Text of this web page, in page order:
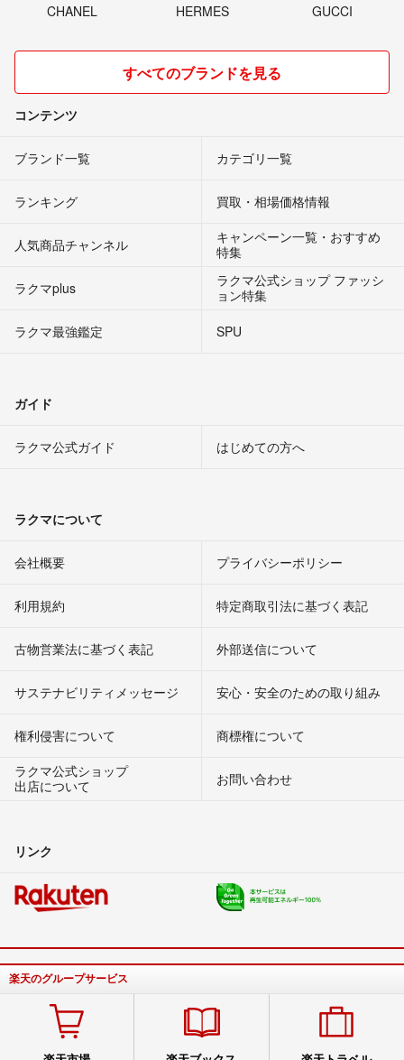
CHANEL HERMES GUCCI
すべてのブランドを見る
コンテンツ
ブランド一覧 カテゴリ一覧
ランキング 買取・相場価格情報
人気商品チャンネル
キャンペーン一覧・おすすめ
特集
ラクマplus
ラクマ公式ショップ ファッシ
ョン特集
ラクマ最強鑑定
SPU
ガイド
ラクマ公式ガイド はじめての方へ
ラクマについて
会社概要 プライバシーポリシー
利用規約 特定商取引法に基づく表記
古物営業法に基づく表記 外部送信について
サステナビリティメッセージ 安心・安全のための取り組み
権利侵害について
商標権について
ラクマ公式ショップ
出店について
お問い合わせ
リンク
楽天のグループサービス